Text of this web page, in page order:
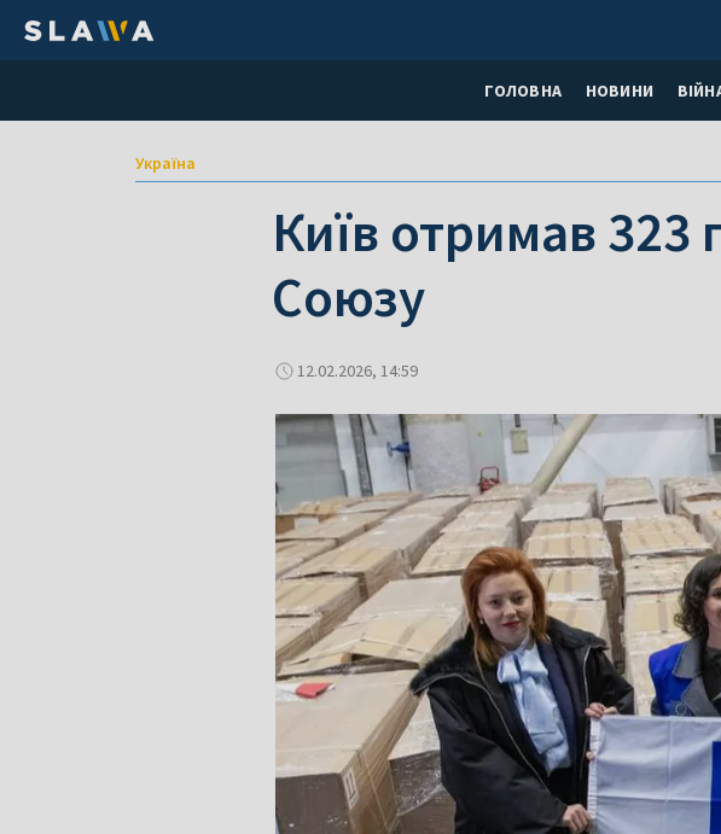
ГОЛОВНА НОВИНИ
Україна
Київ отримав 323
Союзу
12.02.2026, 14:59